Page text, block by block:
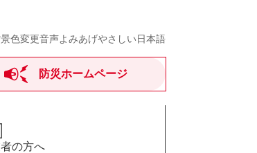
色変更音声よみあげやさしい日本語
防災ホームページ
の方へ